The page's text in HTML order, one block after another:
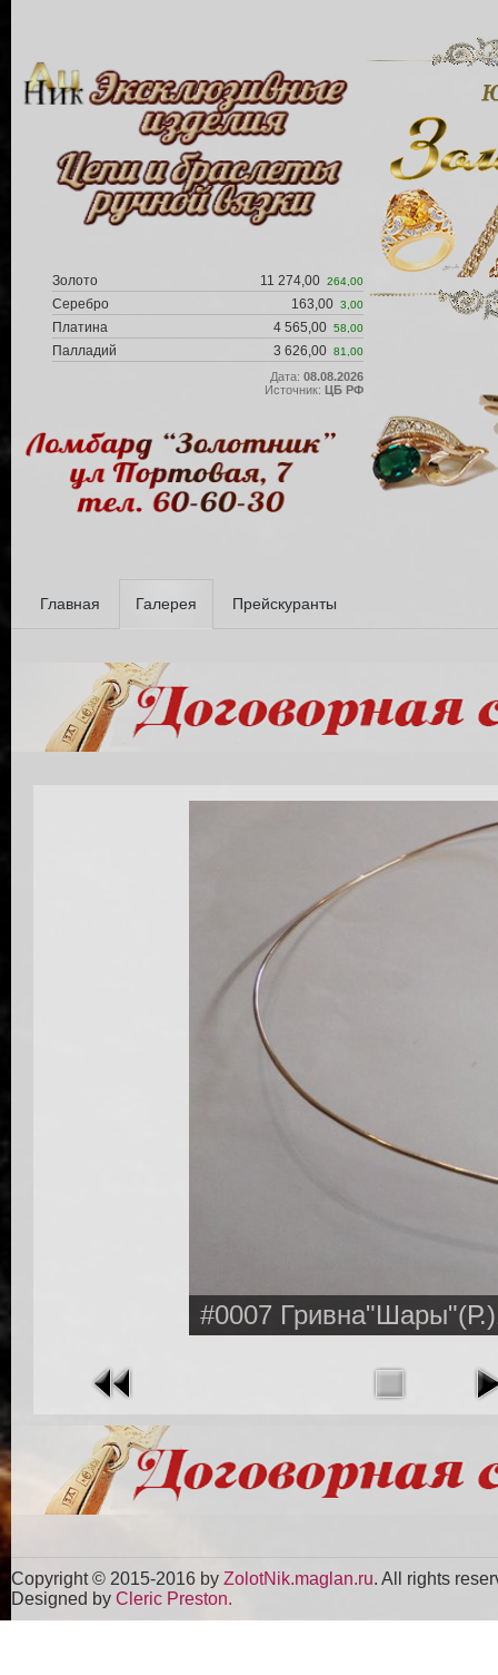
Золото 11 274,00 264,00
Серебро 163,00 3,00
Платина 4 565,00 58,00
Палладий 3 626,00 81,00
Дата: 08.08.2026
Источник: ЦБ РФ
Главная Галерея Прейскуранты
#0007
Copyright © 2015-2016 by ZolotNik.maglan.ru. All rights
Designed by Cleric Preston.